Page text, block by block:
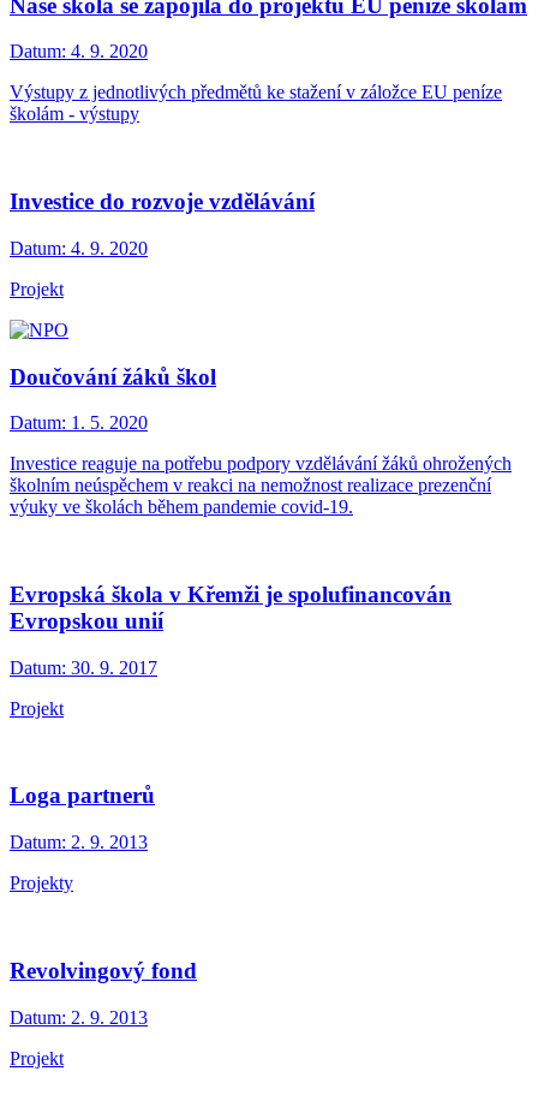
Datum: 4. 9. 2020
Výstupy z jednotlivých předmětů ke stažení v záložce EU peníze
školám - výstupy
Investice do rozvoje vzdělávání
Datum: 4. 9. 2020
Projekt
Doučování žáků škol
Datum: 1. 5. 2020
Investice reaguje na potřebu podpory vzdělávání žáků ohrožených
školním neúspěchem v reakci na nemožnost realizace prezenční
výuky ve školách během pandemie covid-19.
Evropská škola v Křemži je spolufinancován
Evropskou unií
Datum: 30. 9. 2017
Projekt
Loga partnerů
Datum: 2. 9. 2013
Projekty
Revolvingový fond
Datum: 2. 9. 2013
Projekt